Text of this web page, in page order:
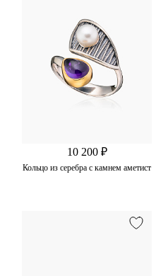
10 200 ₽
Кольцо из серебра с камнем аметист